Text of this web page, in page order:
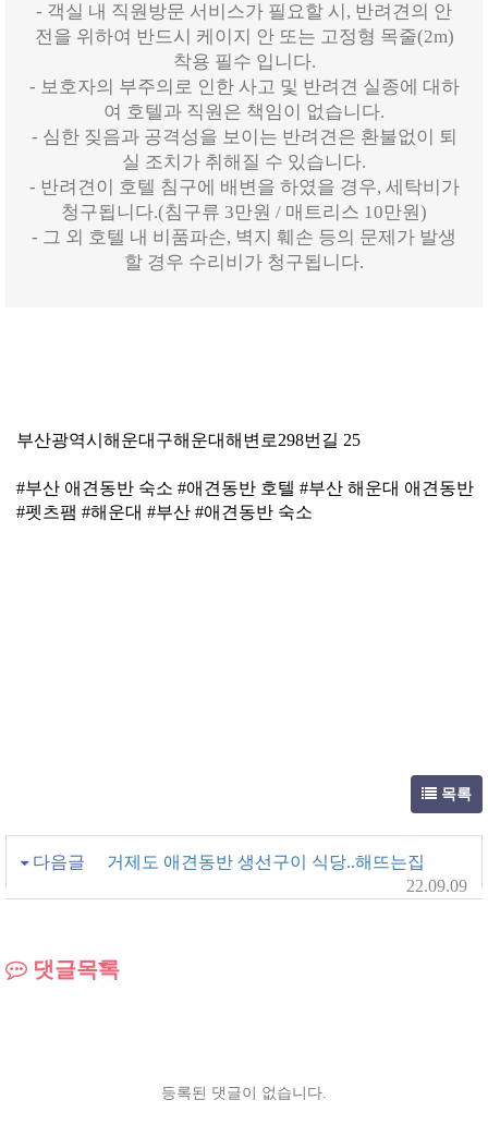
- 객실 내 직원방문 서비스가 필요할 시, 반려견의 안
전을 위하여 반드시 케이지 안 또는 고정형 목줄(2m)
착용 필수 입니다.
- 보호자의 부주의로 인한 사고 및 반려견 실종에 대하
여 호텔과 직원은 책임이 없습니다.
- 심한 짖음과 공격성을 보이는 반려견은 환불없이 퇴
실 조치가 취해질 수 있습니다.
- 반려견이 호텔 침구에 배변을 하였을 경우, 세탁비가
청구됩니다.(침구류 3만원 / 매트리스 10만원)
- 그 외 호텔 내 비품파손, 벽지 훼손 등의 문제가 발생
할 경우 수리비가 청구됩니다.
부산광역시해운대구해운대해변로298번길 25
#부산 애견동반 숙소 #애견동반 호텔 #부산 해운대 애견동반
#펫츠팸 #해운대 #부산 #애견동반 숙소
목록
다음글
거제도 애견동반 생선구이 식당..해뜨는집
22.09.09
댓글목록
등록된 댓글이 없습니다.